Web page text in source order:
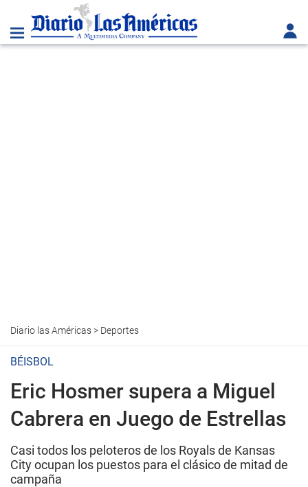
Diario las Américas> Deportes
BÉISBOL
Eric Hosmer supera a Miguel
Cabrera en Juego de Estrellas
Casi todos los peloteros de los Royals de Kansas
City ocupan los puestos para el clásico de mitad de
campaña